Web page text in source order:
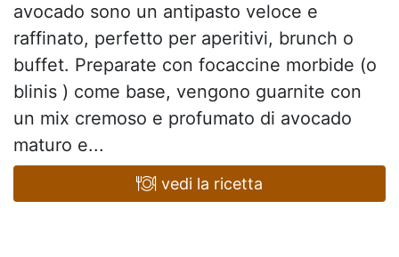
avocado sono un antipasto veloce e
raffinato, perfetto per aperitivi, brunch o
buffet. Preparate con focaccine morbide (o
blinis ) come base, vengono guarnite con
un mix cremoso e profumato di avocado
maturo e...
vedi la ricetta